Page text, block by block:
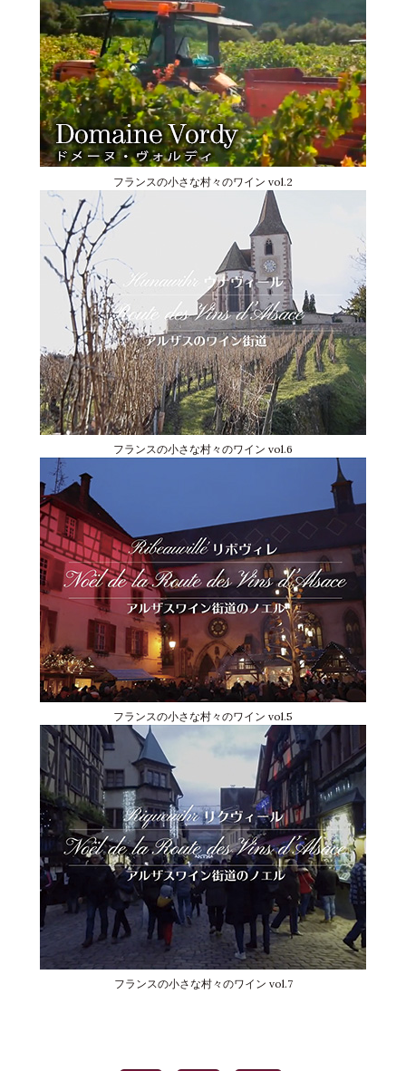
フランスの小さな村々のワイン vol.2
フランスの小さな村々のワイン vol.6
フランスの小さな村々のワイン vol.5
フランスの小さな村々のワイン vol.7